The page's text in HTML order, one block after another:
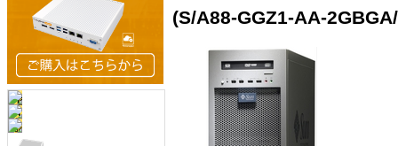
(S/A88-GGZ1-AA-